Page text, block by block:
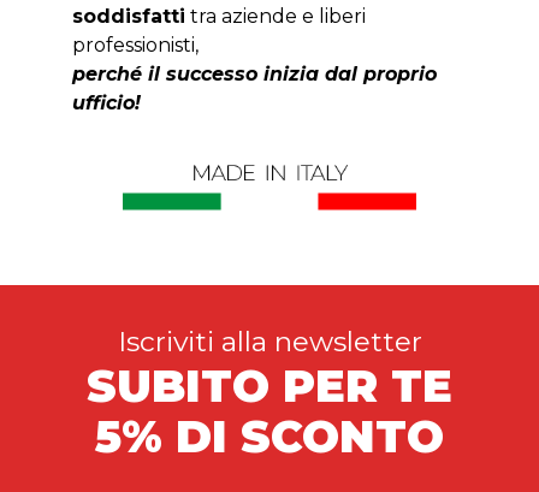
soddisfatti tra aziende e liberi
professionisti,
perché il successo inizia dal proprio
ufficio!
Iscriviti alla newsletter
SUBITO PER TE
5% DI SCONTO